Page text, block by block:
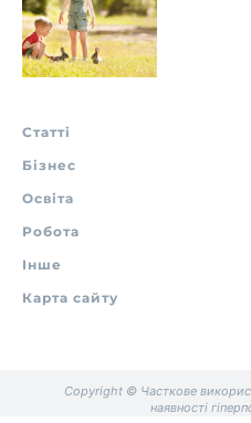
Статті
Бізнес
Освіта
Робота
Інше
Карта сайту
Copyright © Часткове
наявності